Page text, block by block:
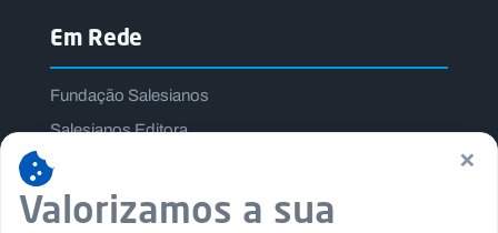
Em Rede
Fundação Salesianos
Salesianos Editora
Família Salesiana
Missão Dom Bosco
×
Valorizamos a sua